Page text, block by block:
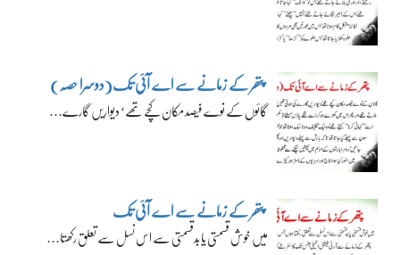
پتھر کے زمانے سے اے آئی تک(دوسرا حصہ)
گائوں کے نوے فیصد مکان کچے تھے‘ دیواریں گارے…
پتھر کے زمانے سے اے آئی تک
میں خوش قسمتی یا بدقسمتی سے اس نسل سے تعلق رکھتا…